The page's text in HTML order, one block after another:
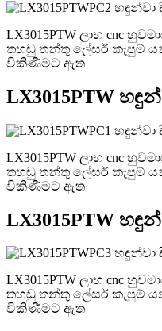
LX3015PTW ලාභ cnc
තහඩු තන්තු ලේසර් කැපුම්
විකිණීමට ඇත
LX3015PTW
LX3015PTW ලාභ cnc
තහඩු තන්තු ලේසර් කැපුම්
විකිණීමට ඇත
LX3015PTW
LX3015PTW ලාභ cnc
තහඩු තන්තු ලේසර් කැපුම්
විකිණීමට ඇත